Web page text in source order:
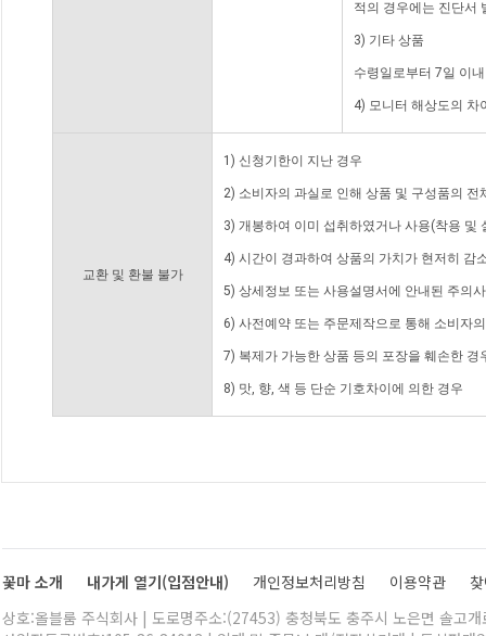
적의 경우에는 진단서
3) 기타 상품
수령일로부터 7일 이
4) 모니터 해상도의 차
교환 및 환불 불가
1) 신청기한이 지난 경우
2) 소비자의 과실로 인해 상품 및 구성품의
3) 개봉하여 이미 섭취하였거나 사용(착용 및
4) 시간이 경과하여 상품의 가치가 현저히 감
5) 상세정보 또는 사용설명서에 안내된 주의
6) 사전예약 또는 주문제작으로 통해 소비자
7) 복제가 가능한 상품 등의 포장을 훼손한 경
8) 맛, 향, 색 등 단순 기호차이에 의한 경우
꽃마 소개 내가게 열기(입점안내) 개인정보처리방침 이용약관
상호:올블룸 주식회사 | 도로명주소:(27453) 충청북도 충주시 노은면 솔고